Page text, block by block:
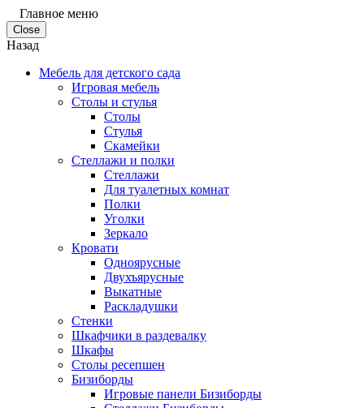
Главное меню
Close
Назад
Мебель для детского сада
Игровая мебель
Столы и стулья
Столы
Стулья
Скамейки
Стеллажи и полки
Стеллажи
Для туалетных комнат
Полки
Уголки
Зеркало
Кровати
Одноярусные
Двухъярусные
Выкатные
Раскладушки
Стенки
Шкафчики в раздевалку
Шкафы
Столы ресепшен
Бизиборды
Игровые панели Бизиборды